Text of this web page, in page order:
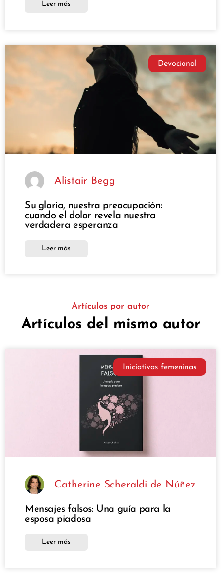
Leer más
Devocional
Alistair Begg
Su gloria, nuestra preocupación:
cuando el dolor revela nuestra
verdadera esperanza
Leer más
Artículos por autor
Artículos del mismo autor
Iniciativas femeninas
Catherine Scheraldi de Núñez
Mensajes falsos: Una guía para la
esposa piadosa
Leer más